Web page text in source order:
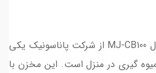
مخزن آبمیوه 1.5 لیتری مدل MJ-CB100 از شرکت پاناسونیک یکی
گیری در منزل است. این مخزن با